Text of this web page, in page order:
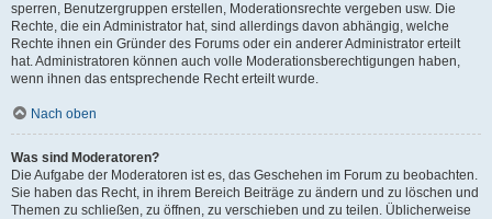
sperren, Benutzergruppen erstellen, Moderationsrechte vergeben usw. Die
Rechte, die ein Administrator hat, sind allerdings davon abhängig, welche
Rechte ihnen ein Gründer des Forums oder ein anderer Administrator erteilt
hat. Administratoren können auch volle Moderationsberechtigungen haben,
wenn ihnen das entsprechende Recht erteilt wurde.
Nach oben
Was sind Moderatoren?
Die Aufgabe der Moderatoren ist es, das Geschehen im Forum zu beobachten.
Sie haben das Recht, in ihrem Bereich Beiträge zu ändern und zu löschen und
Themen zu schließen, zu öffnen, zu verschieben und zu teilen. Üblicherweise